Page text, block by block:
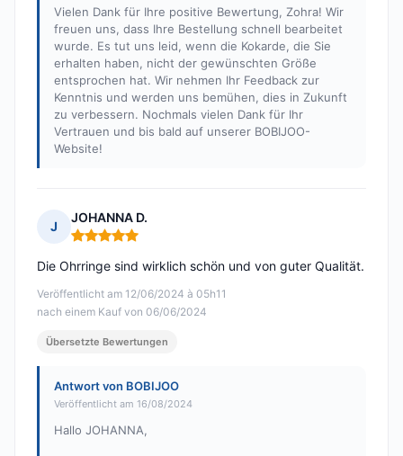
Vielen Dank für Ihre positive Bewertung, Zohra! Wir
freuen uns, dass Ihre Bestellung schnell bearbeitet
wurde. Es tut uns leid, wenn die Kokarde, die Sie
erhalten haben, nicht der gewünschten Größe
entsprochen hat. Wir nehmen Ihr Feedback zur
Kenntnis und werden uns bemühen, dies in Zukunft
zu verbessern. Nochmals vielen Dank für Ihr
Vertrauen und bis bald auf unserer BOBIJOO-
Website!
J
JOHANNA D.
Hinweis: 5 von 5
Veröffentlicht am 12/06/2024 à 05h11
nach einem Kauf von 06/06/2024
Die Ohrringe sind wirklich schön und von guter Qualität.
Übersetzte Bewertungen
Antwort von BOBIJOO
Veröffentlicht am 16/08/2024
Hallo JOHANNA,